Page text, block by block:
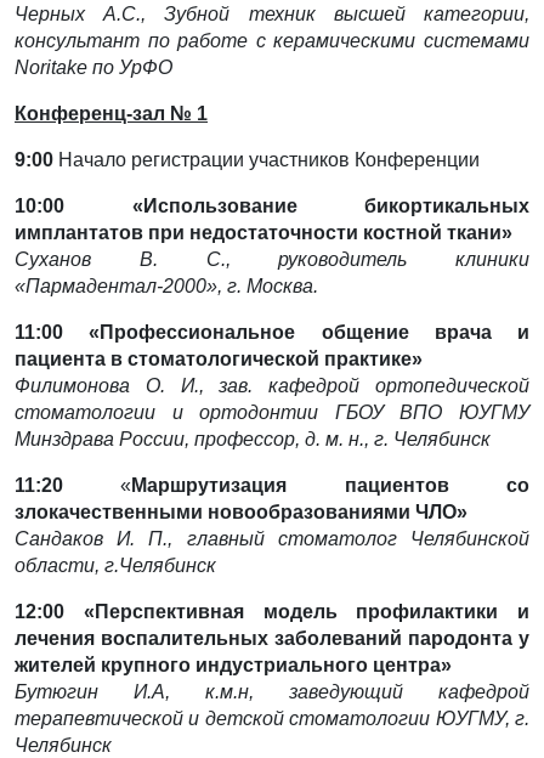
Черных А.С., Зубной техник высшей категории,
консультант по работе с керамическими системами
Noritake по УрФО
Конференц-зал № 1
9:00 Начало регистрации участников Конференции
10:00 «Использование бикортикальных
имплантатов при недостаточности костной ткани»
Суханов В. С., руководитель клиники
«Пармадентал-2000», г. Москва.
11:00
«Профессиональное общение врача и
пациента в стоматологической практике»
Филимонова О. И., зав. кафедрой ортопедической
стоматологии и ортодонтии ГБОУ ВПО ЮУГМУ
Минздрава России, профессор, д. м. н., г. Челябинск
11:20 « Маршрутизация пациентов со
злокачественными новообразованиями ЧЛО»
Сандаков И. П., главный стоматолог Челябинской
области, г.Челябинск
12:00
«Перспективная модель профилактики и
лечения воспалительных заболеваний пародонта у
жителей крупного индустриального центра»
Бутюгин И.А, к.м.н, заведующий кафедрой
терапевтической и детской стоматологии ЮУГМУ, г.
Челябинск